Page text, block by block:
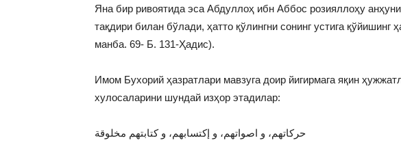
Яна бир ривоятида эса Абдуллоҳ ибн Аббос розияллоҳу
тақдири билан бўлади, ҳатто қўлингни сонинг устига
манба. 69- Б. 131-Ҳадис).
Имом Бухорий ҳазратлари мавзуга доир йигирмага яқин
хулосаларини шундай изҳор этадилар:
حركاتهم، و اصواتهم، و إكتسابهم، و كتابتهم مخلوقة